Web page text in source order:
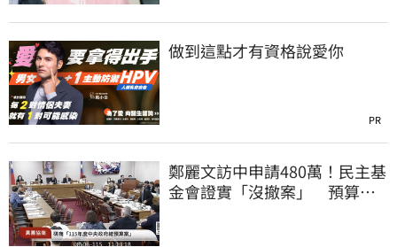
做到這點才有資格說愛你
PR
鄭麗文訪中申請480萬！民主基
金會證實「沒撤案」 預算被